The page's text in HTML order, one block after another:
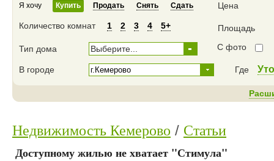
Я хочу Купить Продать Снять Сдать Цена
Количество комнат 1 2 3 4 5+ Площадь
Тип дома Выберите... С фото
В городе Где
Недвижимость Кемерово Статьи
Доступному жилью не хватает "Стимула"